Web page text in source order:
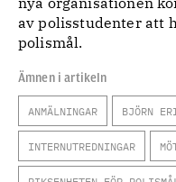
av polisstudenter att
polismål.
Ämnen i artikeln
ANMÄLNINGAR BJÖRN
INTERNUTREDNINGAR